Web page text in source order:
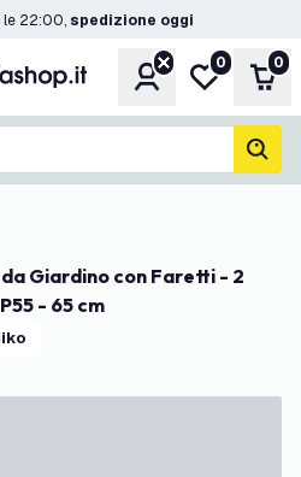
le 22:00, spedizione oggi
Account
Lista
0 0
- 65 cm
Niko